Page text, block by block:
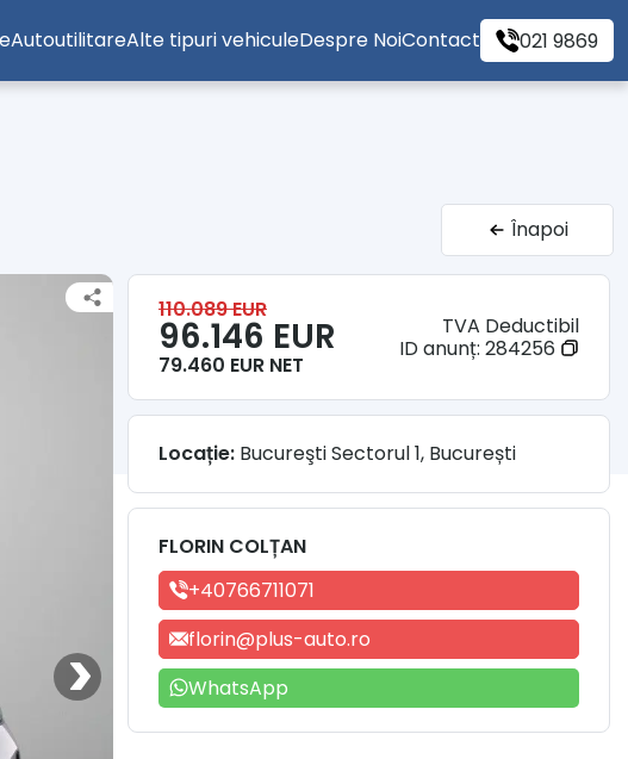
AutoutilitareAlte tipuri vehiculeDespre NoiContact 021 9869
Înapoi
110.089 EUR
96.146 EUR
79.460 EUR NET
TVA Deductibil
ID anunț: 284256
Locație: Bucureşti Sectorul 1, București
FLORIN COLȚAN
+40766711071
florin@plus-auto.ro
WhatsApp